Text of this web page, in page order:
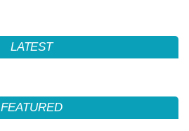
LATEST
FEATURED